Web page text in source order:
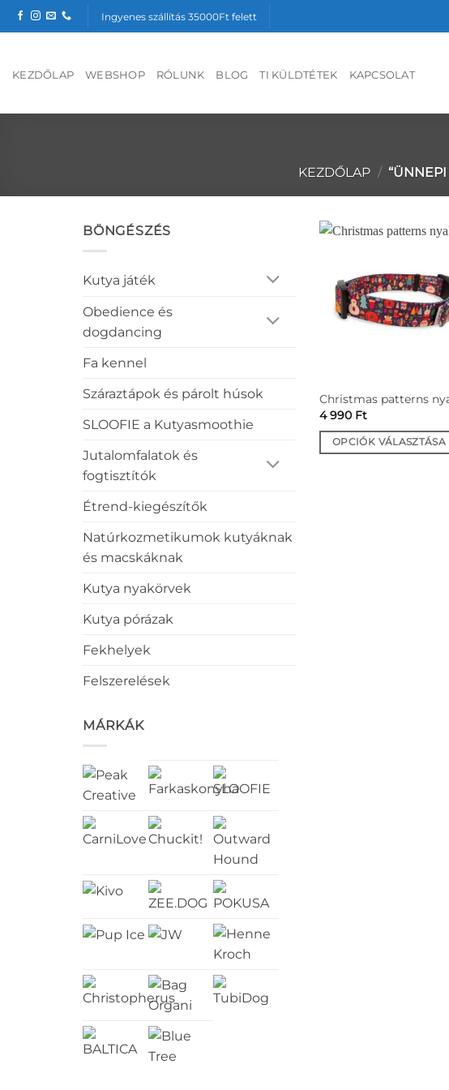
Skip
to
Ingyenes szállítás 35000Ft felett
KEZDŐLAP WEBSHOP RÓLUNK BLOG TI KÜLDTÉTEK KAPCSOLAT
KEZDŐLAP /
BÖNGÉSZÉS
Kutya játék
Obedience és
dogdancing
Fa kennel
Száraztápok és párolt húsok
SLOOFIE a Kutyasmoothie
Jutalomfalatok és
fogtisztítók
Étrend-kiegészítők
Natúrkozmetikumok kutyáknak
és macskáknak
Kutya nyakörvek
Kutya pórázak
Fekhelyek
Felszerelések
MÁRKÁK
Christmas patterns
4 990 Ft
OPCIÓK VÁLASZTÁSA